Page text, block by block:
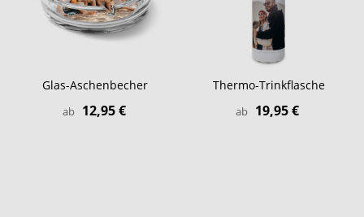
Glas-Aschenbecher
ab 12,95 €
Thermo-Trinkflasche
ab 19,95 €